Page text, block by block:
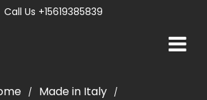
Call Us +15619385839
/ Made in Italy /